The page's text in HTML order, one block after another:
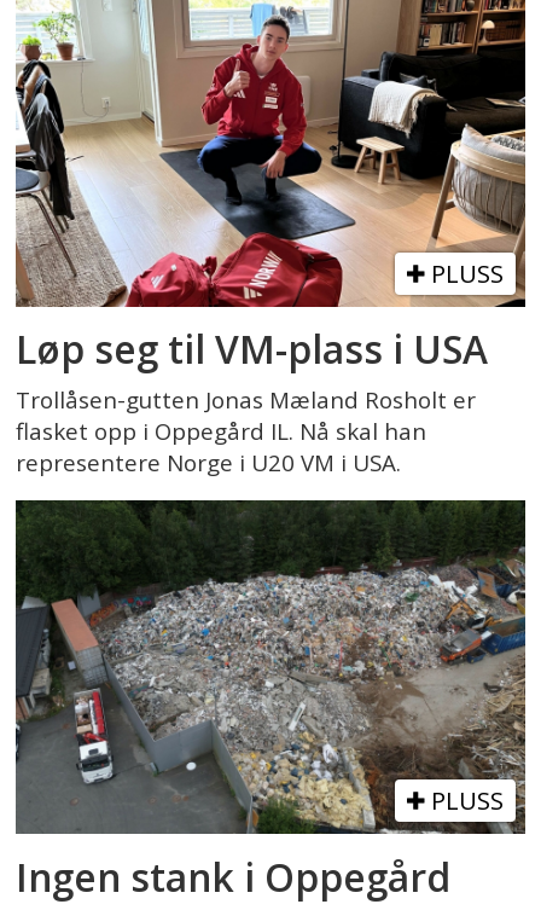
PLUSS
Løp seg til VM-plass i USA
Trollåsen-gutten Jonas Mæland Rosholt er
flasket opp i Oppegård IL. Nå skal han
representere Norge i U20 VM i USA.
PLUSS
Ingen stank i Oppegård